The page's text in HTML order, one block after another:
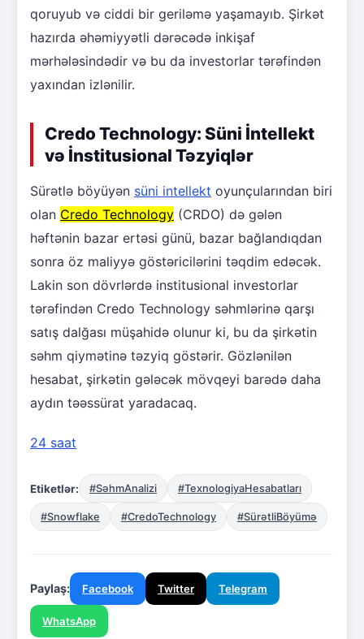
qoruyub və ciddi bir geriləmə yaşamayıb. Şirkət
hazırda əhəmiyyətli dərəcədə inkişaf
mərhələsindədir və bu da investorlar tərəfindən
yaxından izlənilir.
Credo Technology: Süni İntellekt
və İnstitusional Təzyiqlər
Sürətlə böyüyən süni intellekt oyunçularından biri
olan Credo Technology (CRDO) də gələn
həftənin bazar ertəsi günü, bazar bağlandıqdan
sonra öz maliyyə göstəricilərini təqdim edəcək.
Lakin son dövrlərdə institusional investorlar
tərəfindən Credo Technology səhmlərinə qarşı
satış dalğası müşahidə olunur ki, bu da şirkətin
səhm qiymətinə təzyiq göstərir. Gözlənilən
hesabat, şirkətin gələcək mövqeyi barədə daha
aydın təəssürat yaradacaq.
24 saat
Etiketlər: #SəhmAnalizi #TexnologiyaHesabatları
#Snowflake #CredoTechnology #SürətliBöyümə
Paylaş: Facebook Twitter Telegram
WhatsApp